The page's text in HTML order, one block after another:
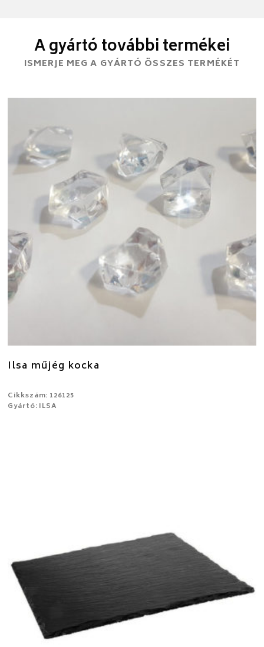
A gyártó további termékei
ISMERJE MEG A GYÁRTÓ ÖSSZES TERMÉKÉT
Ilsa műjég kocka
Cikkszám: 126125
Gyártó: ILSA